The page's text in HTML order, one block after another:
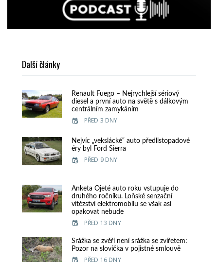
Další články
Renault Fuego – Nejrychlejší sériový
diesel a první auto na světě s dálkovým
centrálním zamykáním
PŘED 3 DNY
Nejvíc „vekslácké“ auto předlistopadové
éry byl Ford Sierra
PŘED 9 DNY
Anketa Ojeté auto roku vstupuje do
druhého ročníku. Loňské senzační
vítězství elektromobilu se však asi
opakovat nebude
PŘED 13 DNY
Srážka se zvěří není srážka se zvířetem:
Pozor na slovíčka v pojistné smlouvě
PŘED 16 DNY